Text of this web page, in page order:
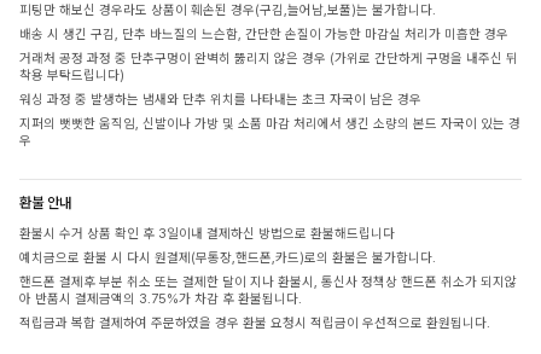
피팅만 해보신 경우라도 상품이 훼손된 경우(구김,늘어남,보풀)는 불가합니다.
배송 시 생긴 구김, 단추 바느질의 느슨함, 간단한 손질이 가능한 마감실 처리가 미흡한 경우
거래처 공정 과정 중 단추구멍이 완벽히 뚫리지 않은 경우 (가위로 간단하게 구멍을 내주신 뒤
착용 부탁드립니다)
워싱 과정 중 발생하는 냄새와 단추 위치를 나타내는 초크 자국이 남은 경우
지퍼의 뻣뻣한 움직임, 신발이나 가방 및 소품 마감 처리에서 생긴 소량의 본드 자국이 있는 경
우
환불 안내
환불시 수거 상품 확인 후 3일이내 결제하신 방법으로 환불해드립니다
예치금으로 환불 시 다시 원결제(무통장,핸드폰,카드)로의 환불은 불가합니다.
핸드폰 결제후 부분 취소 또는 결제한 달이 지나 환불시, 통신사 정책상 핸드폰 취소가 되지않
아 반품시 결제금액의 3.75%가 차감 후 환불됩니다.
적립금과 복합 결제하여 주문하였을 경우 환불 요청시 적립금이 우선적으로 환원됩니다.